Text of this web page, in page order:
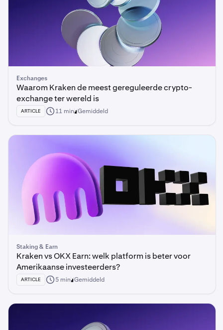
Exchanges
Waarom Kraken de meest gereguleerde crypto-
exchange ter wereld is
ARTICLE 11 min Gemiddeld
Staking & Earn
Kraken vs OKX Earn: welk platform is beter voor
Amerikaanse investeerders?
ARTICLE 5 min Gemiddeld